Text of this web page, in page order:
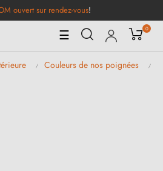
ouvert sur rendez-vous!
Basculer
la
navigation
☰ 0
Couleurs de nos poignées